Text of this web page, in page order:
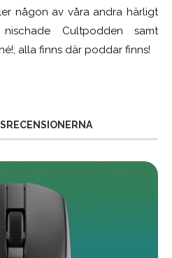
någon av våra andra härligt
Cultpodden samt
alla finns där poddar finns!